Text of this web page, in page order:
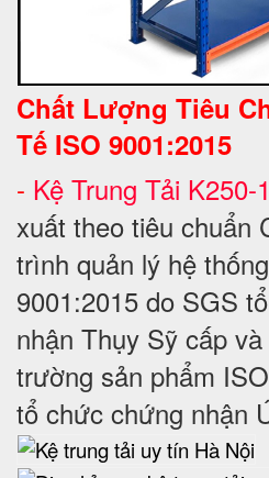
Chất Lượng Tiêu
Tế ISO 9001:2015
- Kệ Trung Tải K250-
xuất theo tiêu chuẩn
trình quản lý hệ
9001:2015 do SGS
nhận Thụy Sỹ cấp
trường sản phẩm
tổ chức chứng nhận